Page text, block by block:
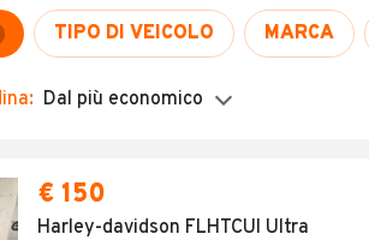
lungo termine
TIPO DI VEICOLO MARCA
Dal più economico